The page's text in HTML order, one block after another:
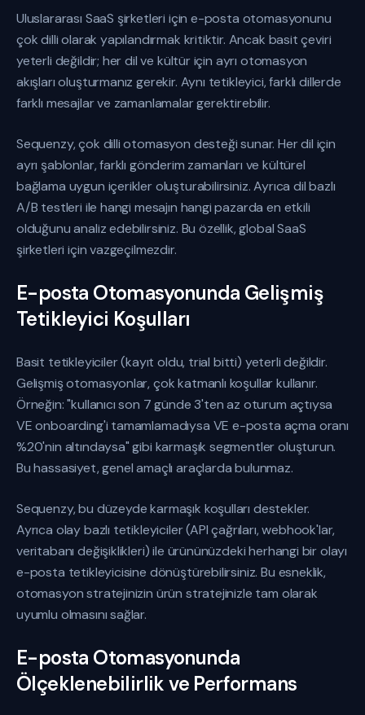
Uluslararası SaaS şirketleri için e-posta otomasyonunu
çok dilli olarak yapılandırmak kritiktir. Ancak basit çeviri
yeterli değildir; her dil ve kültür için ayrı otomasyon
akışları oluşturmanız gerekir. Aynı tetikleyici, farklı dillerde
farklı mesajlar ve zamanlamalar gerektirebilir.
Sequenzy, çok dilli otomasyon desteği sunar. Her dil için
ayrı şablonlar, farklı gönderim zamanları ve kültürel
bağlama uygun içerikler oluşturabilirsiniz. Ayrıca dil bazlı
A/B testleri ile hangi mesajın hangi pazarda en etkili
olduğunu analiz edebilirsiniz. Bu özellik, global SaaS
şirketleri için vazgeçilmezdir.
E-posta Otomasyonunda Gelişmiş
Tetikleyici Koşulları
Basit tetikleyiciler (kayıt oldu, trial bitti) yeterli değildir.
Gelişmiş otomasyonlar, çok katmanlı koşullar kullanır.
Örneğin: "kullanıcı son 7 günde 3'ten az oturum açtıysa
VE onboarding'i tamamlamadıysa VE e-posta açma oranı
%20'nin altındaysa" gibi karmaşık segmentler oluşturun.
Bu hassasiyet, genel amaçlı araçlarda bulunmaz.
Sequenzy, bu düzeyde karmaşık koşulları destekler.
Ayrıca olay bazlı tetikleyiciler (API çağrıları, webhook'lar,
veritabanı değişiklikleri) ile ürününüzdeki herhangi bir olayı
e-posta tetikleyicisine dönüştürebilirsiniz. Bu esneklik,
otomasyon stratejinizin ürün stratejinizle tam olarak
uyumlu olmasını sağlar.
E-posta Otomasyonunda
Ölçeklenebilirlik ve Performans